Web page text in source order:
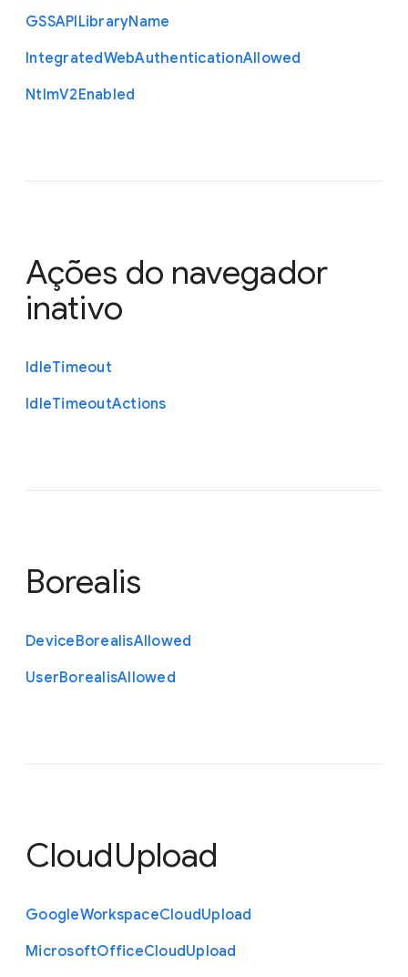
GSSAPILibraryName
IntegratedWebAuthenticationAllowed
NtlmV2Enabled
Ações do navegador
inativo
IdleTimeout
IdleTimeoutActions
Borealis
DeviceBorealisAllowed
UserBorealisAllowed
CloudUpload
GoogleWorkspaceCloudUpload
MicrosoftOfficeCloudUpload